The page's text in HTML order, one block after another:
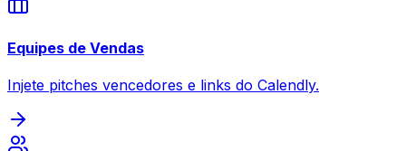
Equipes de Vendas
Injete pitches vencedores e links do Calendly.